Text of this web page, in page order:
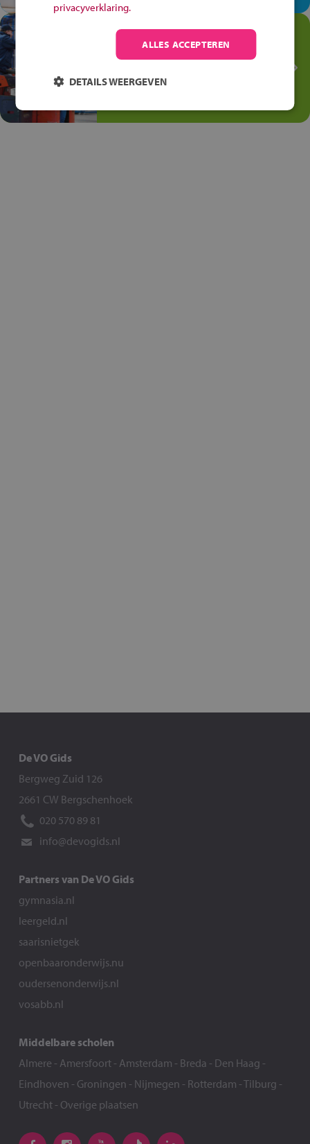
Jouw talent in de
Transport en Logistiek
logistiek: daar kun je mee
De VO Gids
Bergweg Zuid 126
2661 CW Bergschenhoek
020 570 89 81
info@devogids.nl
Partners van De VO Gids
gymnasia.nl
leergeld.nl
saarisnietgek
openbaaronderwijs.nu
oudersenonderwijs.nl
vosabb.nl
Middelbare scholen
Almere - Amersfoort- Amsterdam - Breda - Den Haag -
Eindhoven - Groningen - Nijmegen - Rotterdam -Tilburg -
Utrecht- Overige plaatsen
privacyverklaring.
ALLES ACCEPTEREN
DETAILS WEERGEVEN